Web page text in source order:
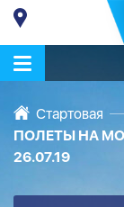
Стартовая
ПОЛЕТЫ НА
26.07.19